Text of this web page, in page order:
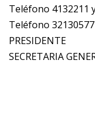
Teléfono
Teléfono
SECRETARIA